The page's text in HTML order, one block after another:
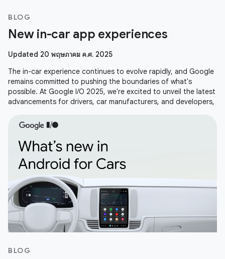
BLOG
New in-car app experiences
Updated 20 พฤษภาคม ค.ศ. 2025
The in-car experience continues to evolve rapidly, and Google
remains committed to pushing the boundaries of what's
possible. At Google I/O 2025, we're excited to unveil the latest
advancements for drivers, car manufacturers, and developers,
BLOG